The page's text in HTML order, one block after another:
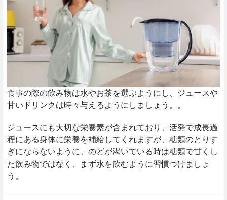
食事の際の飲み物は水やお茶を選ぶようにし、ジュースや
甘いドリンクは時々与えるようにしましょう。。
ジュースにも大切な栄養素が含まれており、活発で成長過
程にある身体に栄養を補給してくれますが、糖類のとりす
ぎにならないように、のどが渇いている時は糖類で甘くし
た飲み物ではなく、まず水を飲むように習慣づけましょ
う。